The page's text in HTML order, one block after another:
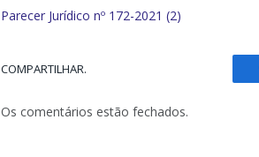
Parecer Jurídico nº 172-2021 (2)
COMPARTILHAR.
Os comentários estão fechados.